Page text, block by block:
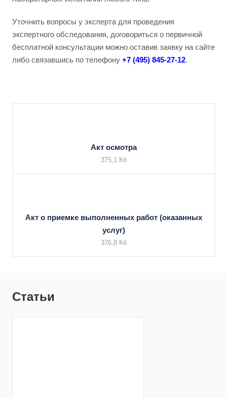
Уточнить вопросы у эксперта для проведения
экспертного обследования, договориться о первичной
бесплатной консультации можно оставив заявку на сайте
либо связавшись по телефону +7 (495) 845-27-12.
Акт осмотра
375,1 Кб
Акт о приемке выполненных работ (оказанных
услуг)
376,8 Кб
Статьи